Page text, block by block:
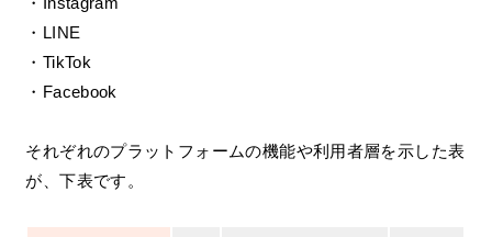
・LINE
・TikTok
・Facebook
それぞれのプラットフォームの機能や利用者層を示した表
が、下表です。